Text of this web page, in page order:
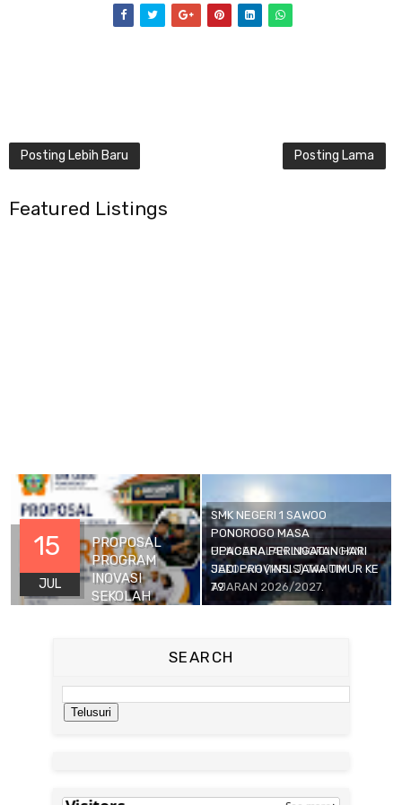
Posting Lebih Baru Posting Lama
Featured Listings
SMK NEGERI 1 SAWOO
PONOROGO MASA
PENGENALAN LINGKUNGAN
SEKOLAH (MPLS) TAHUN
AJARAN 2026/2027.
UPACARA PERINGATAN HARI
JADI PROVINSI JAWA TIMUR KE
79
SEARCH